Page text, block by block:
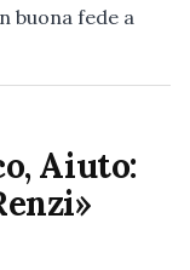
buona fede a
Aiuto: